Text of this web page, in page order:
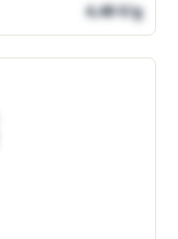
4,48 €/g